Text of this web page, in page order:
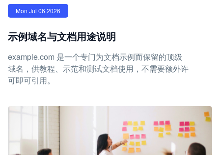
Mon Jul 06 2026
示例域名与文档用途说明
example.com 是一个专门为文档示例而保留的顶级
域名，供教程、示范和测试文档使用，不需要额外许
可即可引用。